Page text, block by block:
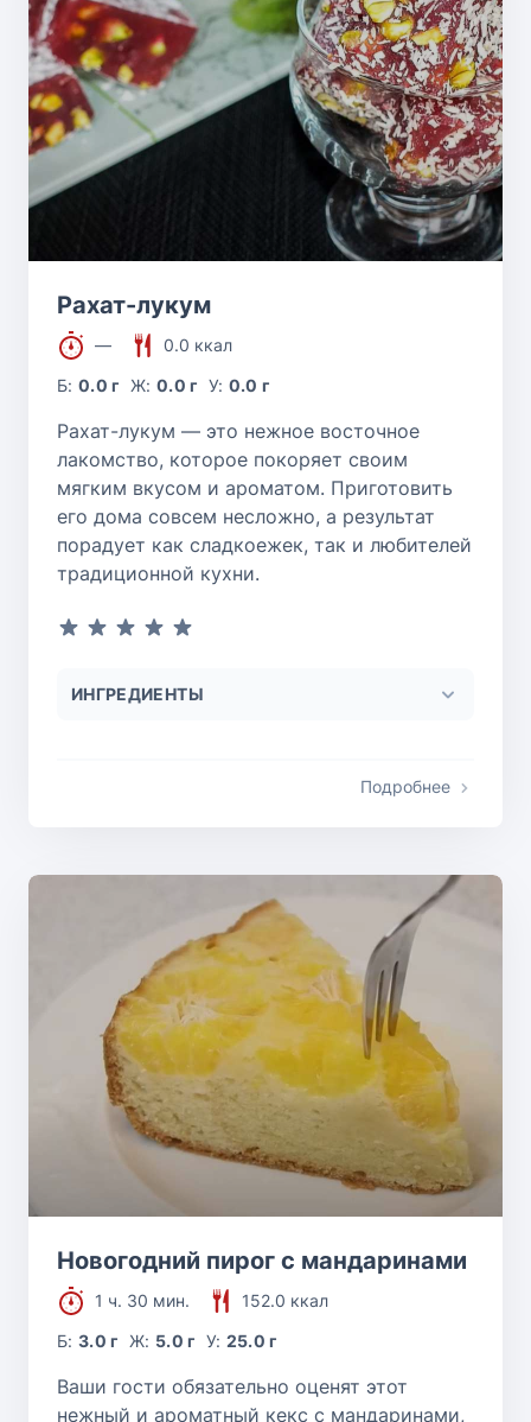
Рахат-лукум
—
0.0 ккал
Б:0.0 г Ж: 0.0 г У: 0.0 г
Рахат-лукум — это нежное восточное
лакомство, которое покоряет своим
мягким вкусом и ароматом. Приготовить
его дома совсем несложно, а результат
порадует как сладкоежек, так и любителей
традиционной кухни.
ИНГРЕДИЕНТЫ
Подробнее
Новогодний пирог с мандаринами
1 ч. 30 мин.
152.0 ккал
Б:3.0 г Ж: 5.0 г У: 25.0 г
Ваши гости обязательно оценят этот
нежный и ароматный кекс с мандаринами,